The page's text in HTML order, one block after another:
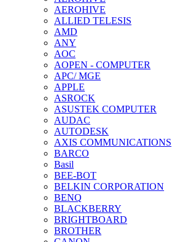
AEROHIVE
ALLIED TELESIS
AMD
ANY
AOC
AOPEN - COMPUTER
APC/ MGE
APPLE
ASROCK
ASUSTEK COMPUTER
AUDAC
AUTODESK
AXIS COMMUNICATIONS
BARCO
Basil
BEE-BOT
BELKIN CORPORATION
BENQ
BLACKBERRY
BRIGHTBOARD
BROTHER